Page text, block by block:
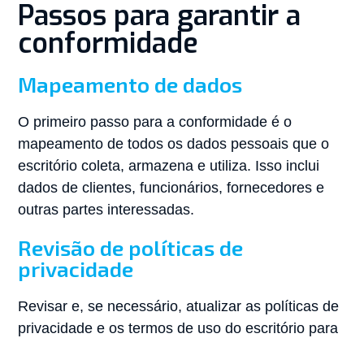
Passos para garantir a
conformidade
Mapeamento de dados
O primeiro passo para a conformidade é o
mapeamento de todos os dados pessoais que o
escritório coleta, armazena e utiliza. Isso inclui
dados de clientes, funcionários, fornecedores e
outras partes interessadas.
Revisão de políticas de
privacidade
Revisar e, se necessário, atualizar as políticas de
privacidade e os termos de uso do escritório para